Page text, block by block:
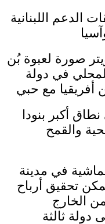
اللبنانية
صورة لعبوة بُن
في دولة
أكبر بنودا
والقمح
في مدينة
تحقيق أرباح
الخارج
دولة ثالثة